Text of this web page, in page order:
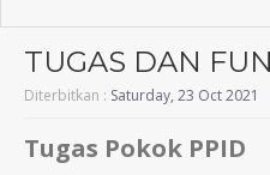
TUGAS DAN
Diterbitkan : Saturday, 23 Oct 2021
Tugas Pokok PPID